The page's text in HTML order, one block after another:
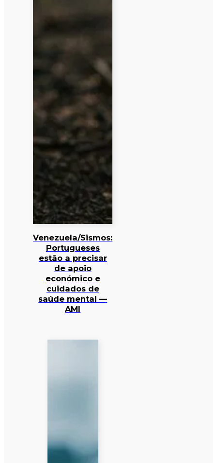
Venezuela/Sismos:
Portugueses
estão a precisar
de apoio
económico e
cuidados de
saúde mental —
AMI